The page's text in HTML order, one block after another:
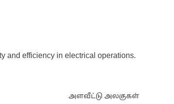
and efficiency in electrical operations.
அளவீட்டு அலகுகள்